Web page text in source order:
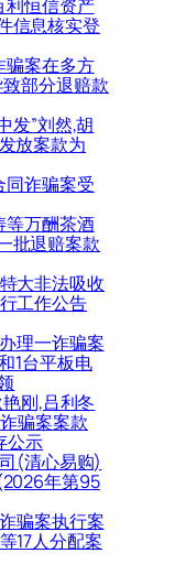
利恒信资产
信息核实登
骗案在多方
部分退赔款
发”刘然,胡
放案款为
同诈骗案受
等万酬茶酒
批退赔案款
大非法吸收
工作公告
理一诈骗案
1台平板电
刚,吕利冬
骗案案款
公示
(清心易购)
年第95
骗案执行案
17人分配案